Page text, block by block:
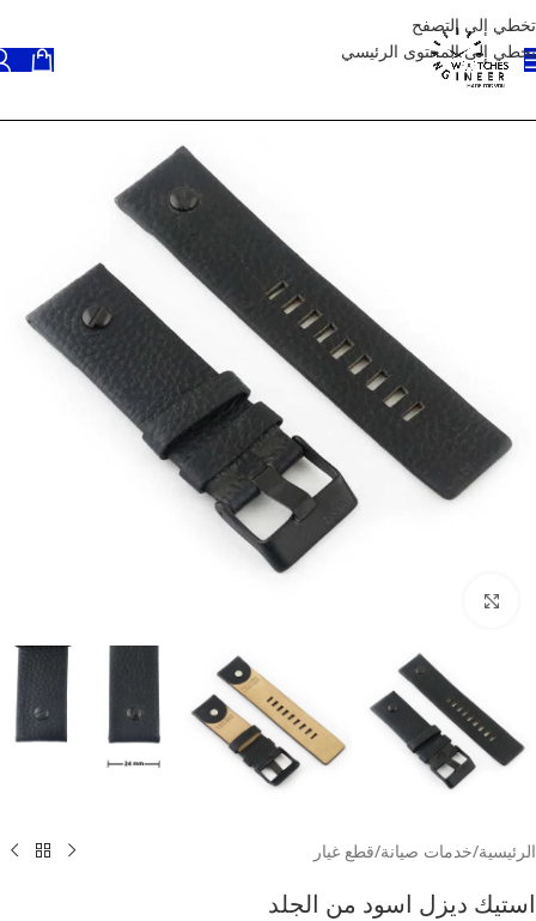
تخطي إلى التصفح
تخطي إلى المحتوى الرئيسي
الرئيسية/خدمات صيانة/قطع غيار
استيك ديزل اسود من الجلد